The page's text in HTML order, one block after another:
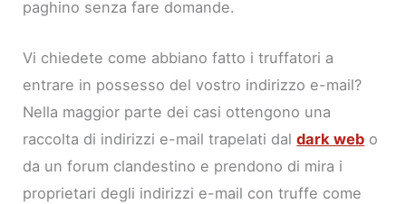
paghino senza fare domande.
Vi chiedete come abbiano fatto i truffatori a
entrare in possesso del vostro indirizzo e-mail?
Nella maggior parte dei casi ottengono una
raccolta di indirizzi e-mail trapelati daldark web o
da un forum clandestino e prendono di mira i
proprietari degli indirizzi e-mail con truffe come